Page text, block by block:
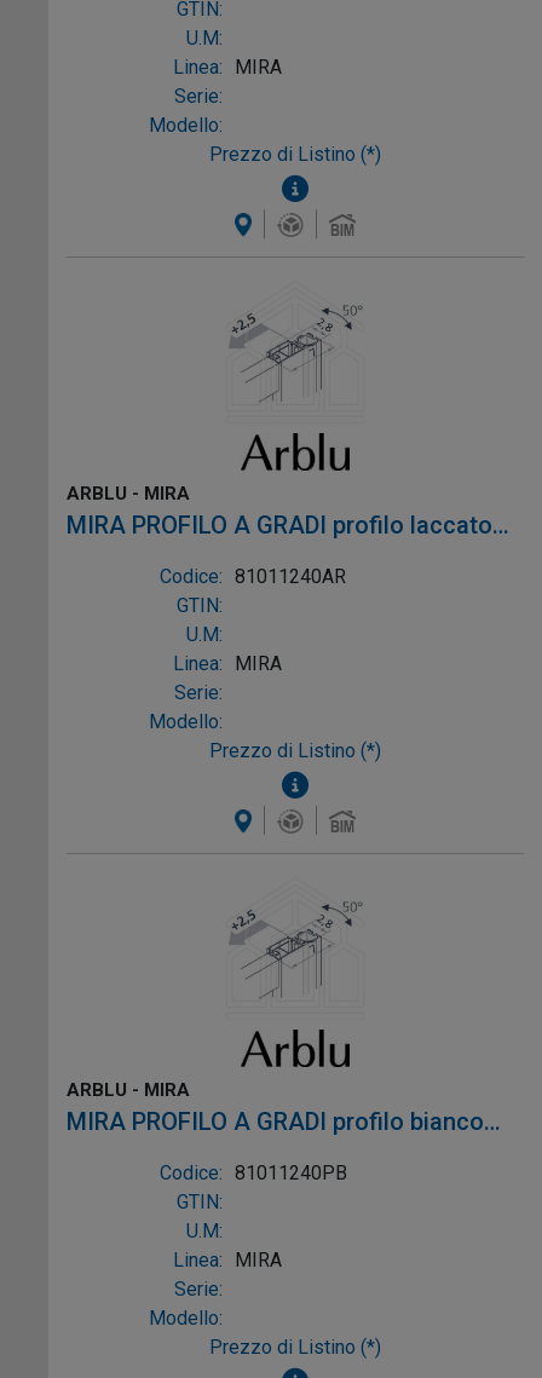
GTIN:
U.M:
Linea:
MIRA
Serie:
Modello:
Prezzo di Listino (*)
ARBLU - MIRA
MIRA PROFILO A GRADI profilo laccato
opaco alluminio laccato opaco
Codice: 81011240AR
GTIN:
U.M:
Linea:
MIRA
Serie:
Modello:
Prezzo di Listino (*)
ARBLU - MIRA
MIRA PROFILO A GRADI profilo bianco
alluminio bianco
Codice: 81011240PB
GTIN:
U.M:
Linea:
MIRA
Serie:
Modello:
Prezzo di Listino (*)